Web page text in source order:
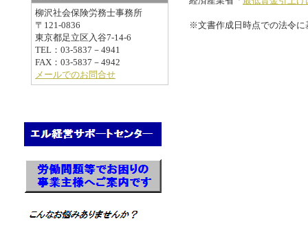
※文書作成日時点での法令
柳沢社会保険労務士事務所
〒121-0836
東京都足立区入谷7-14-6
TEL：03-5837－4941
FAX：03-5837－4942
メールでのお問合せ